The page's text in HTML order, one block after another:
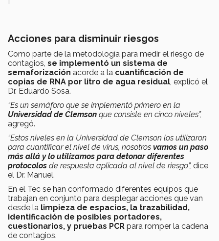
Acciones para disminuir riesgos
Como parte de la metodología para medir el riesgo de
contagios, se implementó un sistema de
semaforización acorde a la cuantificación de
copias de RNA por litro de agua residual, explicó el
Dr. Eduardo Sosa.
“Es un semáforo que se implementó primero en la
Universidad de Clemson que consiste en cinco niveles”,
agregó.
“Estos niveles en la Universidad de Clemson los utilizaron
para cuantificar el nivel de virus, nosotros vamos un paso
más allá y lo utilizamos para detonar diferentes
protocolos de respuesta aplicada al nivel de riesgo”, dice
el Dr. Manuel.
En el Tec se han conformado diferentes equipos que
trabajan en conjunto para desplegar acciones que van
desde la limpieza de espacios, la trazabilidad,
identificación de posibles portadores,
cuestionarios, y pruebas PCR para romper la cadena
de contagios.